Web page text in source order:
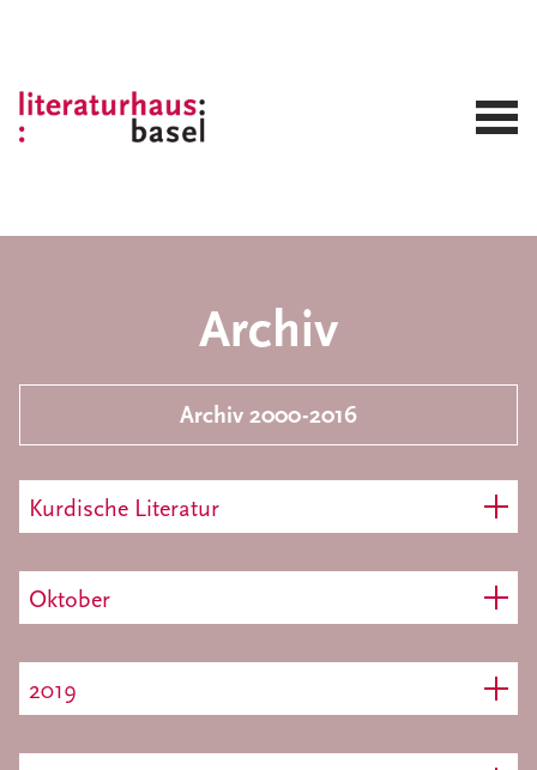
Archiv
Archiv 2000-2016
Kurdische Literatur
Oktober
2019